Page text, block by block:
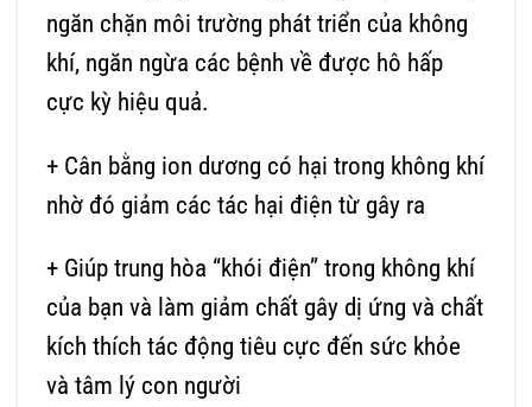
ngăn chặn môi trường phát triển của không
khí, ngăn ngừa các bệnh về được hô hấp
cực kỳ hiệu quả.
+ Cân bằng ion dương có hại trong không khí
nhờ đó giảm các tác hại điện từ gây ra
+ Giúp trung hòa “khói điện” trong không khí
của bạn và làm giảm chất gây dị ứng và chất
kích thích tác động tiêu cực đến sức khỏe
và tâm lý con người